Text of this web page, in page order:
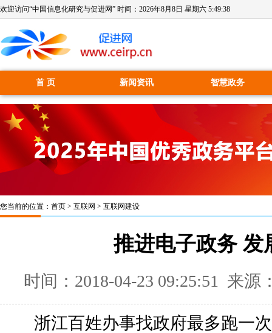
欢迎访问“中国信息化研究与促进网” 时间： 2026年8月8日 星期六 5:49:39
首 页 新闻资讯 智慧政务
您当前的位置： 首页 > 互联网 > 互联网建设
推进电子政务 发
时间：2018-04-23 09:25:51 来源
浙江百姓办事找政府最多跑一次